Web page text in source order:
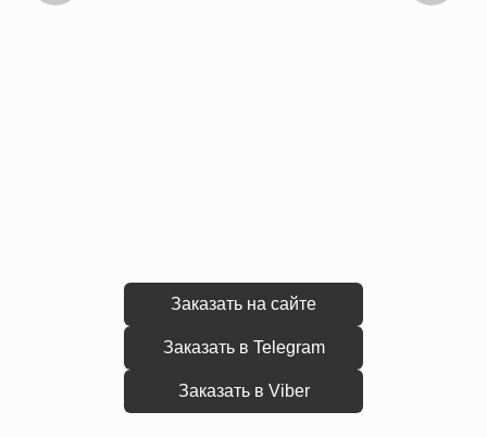
Заказать на сайте
Заказать в Telegram
Заказать в Viber